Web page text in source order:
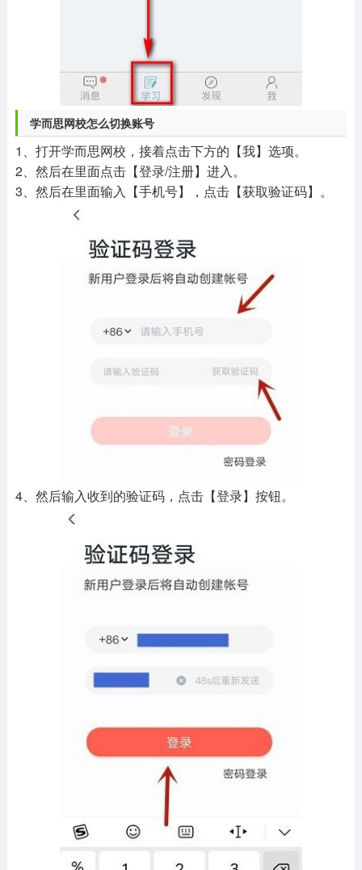
学而思网校怎么切换账号
1、打开学而思网校，接着点击下方的【我】选项。
2、然后在里面点击【登录/注册】进入。
3、然后在里面输入【手机号】，点击【获取验证码】。
4、然后输入收到的验证码，点击【登录】按钮。